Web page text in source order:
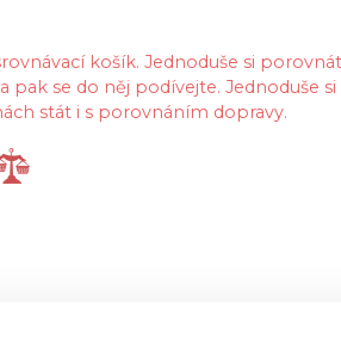
košík. Jednoduše si
se do něj podívejte. Jednoduše
stát i s porovnáním dopravy.